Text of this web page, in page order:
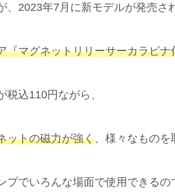
、2023年7月に新モデルが発売さ
『マグネットリリーサーカラビナ
税込110円ながら、
ットの磁力が強く、様々なもの
プでいろんな場面で使用できるの